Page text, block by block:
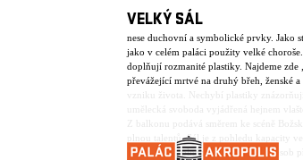
VELKÝ SÁL
nese duchovní a symbolické prvky. Jako
jako v celém paláci použity velké
doplňují rozmanité plastiky. Najdeme zde
převážející mrtvé na druhý břeh, ženské
vzniku života. Nechybí plastiky
umělecká svoboda vyjádřená hejnem
Z balkonu podává směrem ke scéně
plnou talentů. Sál je z pohledu kapacity
varianty od “plného stání” pro 700 osob